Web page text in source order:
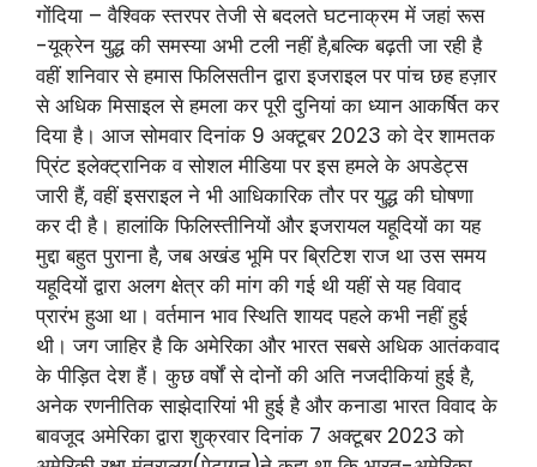
गोंदिया – वैश्विक स्तरपर तेजी से बदलते घटनाक्रम में जहां रूस
-यूक्रेन युद्ध की समस्या अभी टली नहीं है,बल्कि बढ़ती जा रही है
वहीं शनिवार से हमास फिलिसतीन द्वारा इजराइल पर पांच छह हज़ार
से अधिक मिसाइल से हमला कर पूरी दुनियां का ध्यान आकर्षित कर
दिया है। आज सोमवार दिनांक 9 अक्टूबर 2023 को देर शामतक
प्रिंट इलेक्ट्रानिक व सोशल मीडिया पर इस हमले के अपडेट्स
जारी हैं, वहीं इसराइल ने भी आधिकारिक तौर पर युद्ध की घोषणा
कर दी है। हालांकि फिलिस्तीनियों और इजरायल यहूदियों का यह
मुद्दा बहुत पुराना है, जब अखंड भूमि पर ब्रिटिश राज था उस समय
यहूदियों द्वारा अलग क्षेत्र की मांग की गई थी यहीं से यह विवाद
प्रारंभ हुआ था। वर्तमान भाव स्थिति शायद पहले कभी नहीं हुई
थी। जग जाहिर है कि अमेरिका और भारत सबसे अधिक आतंकवाद
के पीड़ित देश हैं। कुछ वर्षों से दोनों की अति नजदीकियां हुई है,
अनेक रणनीतिक साझेदारियां भी हुई है और कनाडा भारत विवाद के
बावजूद अमेरिका द्वारा शुक्रवार दिनांक 7 अक्टूबर 2023 को